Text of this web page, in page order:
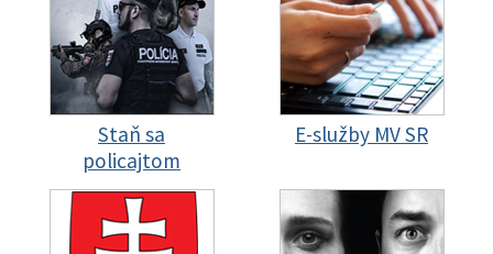
Staň sa
policajtom
E-služby MV SR